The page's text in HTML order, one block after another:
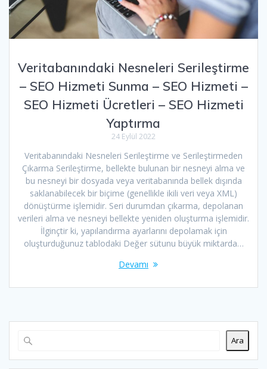
Veritabanındaki Nesneleri Serileştirme
– SEO Hizmeti Sunma – SEO Hizmeti –
SEO Hizmeti Ücretleri – SEO Hizmeti
Yaptırma
24 Eylül 2022
Veritabanındaki Nesneleri Serileştirme ve Serileştirmeden
Çıkarma Serileştirme, bellekte bulunan bir nesneyi alma ve
bu nesneyi bir dosyada veya veritabanında bellek dışında
saklanabilecek bir biçime (genellikle ikili veri veya XML)
dönüştürme işlemidir. Seri durumdan çıkarma, depolanan
verileri alma ve nesneyi bellekte yeniden oluşturma işlemidir.
İlginçtir ki, yapılandırma ayarlarını depolamak için
oluşturduğunuz tablodaki Değer sütunu büyük miktarda…
Devamı
Ara